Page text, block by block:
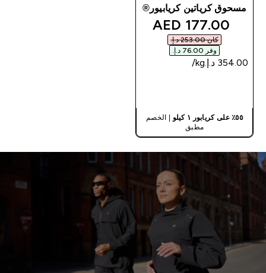
مسحوق كرياتين كريابيور®
discounted price
177.00 AED‎
كان ‏253.00 د.إ.‏‎
وفر ‏76.00 د.إ.‏‎
٥٥٪ على كريابور ١ كيلو
| الخصم
مطبق